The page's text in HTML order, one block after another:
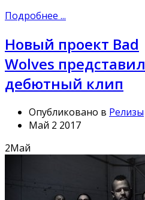
Подробнее ...
Новый проект Bad
Wolves представил
дебютный клип
Опубликовано в Релизы
Май 2 2017
2Май